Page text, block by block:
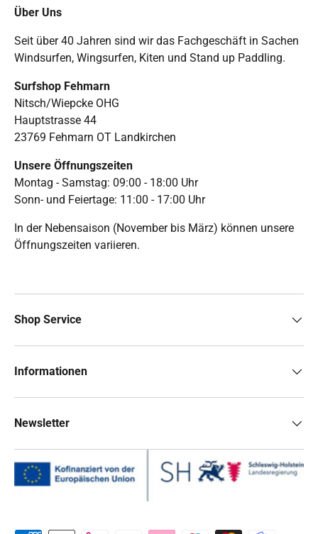
Über Uns
Seit über 40 Jahren sind wir das Fachgeschäft in Sachen
Windsurfen, Wingsurfen, Kiten und Stand up Paddling.
Surfshop Fehmarn
Nitsch/Wiepcke OHG
Hauptstrasse 44
23769 Fehmarn OT Landkirchen
Unsere Öffnungszeiten
Montag - Samstag: 09:00 - 18:00 Uhr
Sonn- und Feiertage: 11:00 - 17:00 Uhr
In der Nebensaison (November bis März) können unsere
Öffnungszeiten variieren.
Shop Service
Informationen
Newsletter